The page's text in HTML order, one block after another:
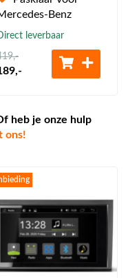
Benz
leverbaar
,-
,-
heb je onze hulp
ons!